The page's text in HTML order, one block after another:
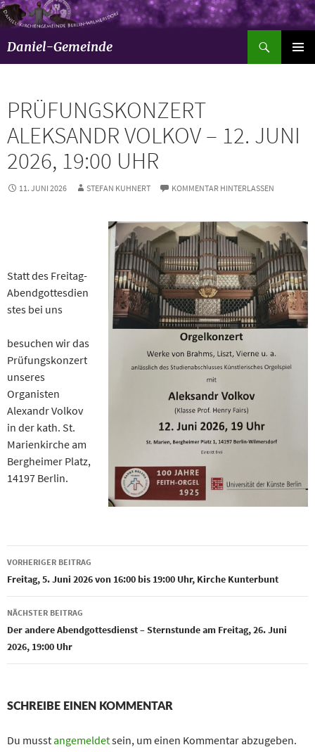
Daniel-Gemeinde
PRÜFUNGSKONZERT
ALEKSANDR VOLKOV – 12. JUNI
2026, 19:00 UHR
11. JUNI 2026 STEFAN KUHNERT KOMMENTAR HINTERLASSEN
Statt des Freitag-
Abendgottesdien
stes bei uns
besuchen wir das
Prüfungskonzert
unseres
Organisten
Alexandr Volkov
in der kath. St.
Marienkirche am
Bergheimer Platz,
14197 Berlin.
Beitragsnavigation
VORHERIGER BEITRAG
Freitag, 5. Juni 2026 von 16:00 bis 19:00 Uhr, Kirche Kunterbunt
NÄCHSTER BEITRAG
Der andere Abendgottesdienst – Sternstunde am Freitag, 26. Juni
2026, 19:00 Uhr
SCHREIBE EINEN KOMMENTAR
Du musst angemeldetsein, um einen Kommentar abzugeben.